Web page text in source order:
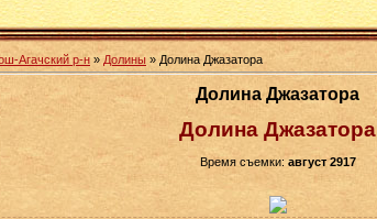
Агачский р-н » Долины » Долина Джазатора
Долина Джазатора
Долина Джазатора
Время съемки: август 2917